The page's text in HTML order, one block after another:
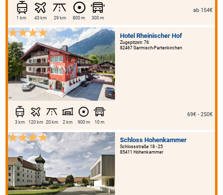
1 km 43 km 29 km 800 m 300 m
ab 154€
Hotel Rheinischer Hof
Zugspitzstr. 76
82467 Garmisch-Partenkirchen
3 km 120 km 20 km 2 km 900 m 10 m
69€ - 250€
Schloss Hohenkammer
Schlossstraße 18 - 25
85411 Hohenkammer